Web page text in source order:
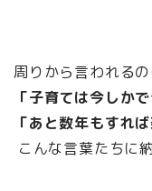
周りから言われる
「子育ては今しか
「あと数年もすれ
こんな言葉たちに